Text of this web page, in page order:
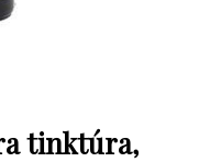
tinktúra,